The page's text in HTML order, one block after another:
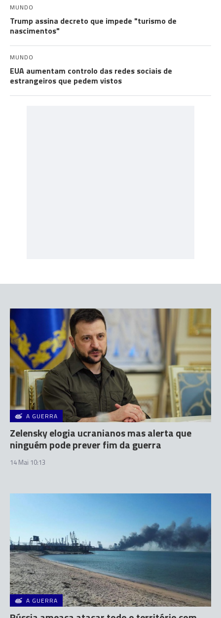
MUNDO
Trump assina decreto que impede "turismo de
nascimentos"
MUNDO
EUA aumentam controlo das redes sociais de
estrangeiros que pedem vistos
A GUERRA
Zelensky elogia ucranianos mas alerta que
ninguém pode prever fim da guerra
14 Mai 10:13
A GUERRA